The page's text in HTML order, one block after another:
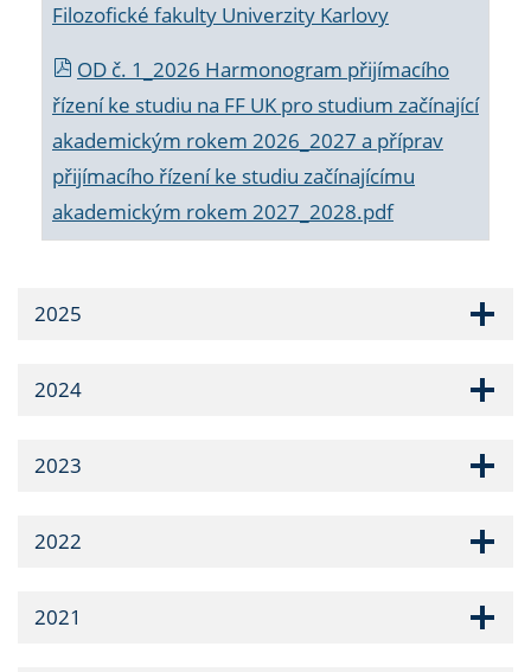
Filozofické fakulty Univerzity Karlovy
OD č. 1_2026 Harmonogram přijímacího
řízení ke studiu na FF UK pro studium začínající
akademickým rokem 2026_2027 a příprav
přijímacího řízení ke studiu začínajícímu
akademickým rokem 2027_2028.pdf
2025
2024
2023
2022
2021